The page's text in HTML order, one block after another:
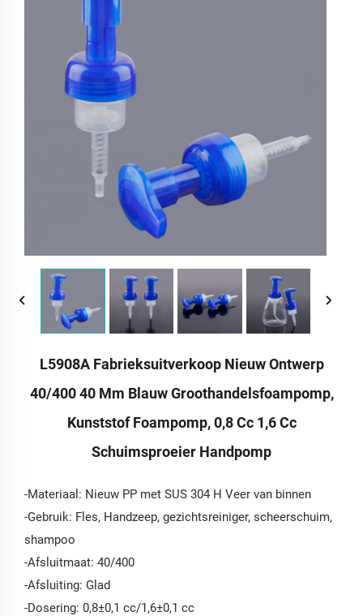
L5908A Fabrieksuitverkoop Nieuw Ontwerp
40/400 40 Mm Blauw Groothandelsfoampomp,
Kunststof Foampomp, 0,8 Cc 1,6 Cc
Schuimsproeier Handpomp
-Materiaal: Nieuw PP met SUS 304 H Veer van binnen
-Gebruik: Fles, Handzeep, gezichtsreiniger, scheerschuim,
shampoo
-Afsluitmaat: 40/400
-Afsluiting: Glad
-Dosering: 0,8±0,1 cc/1,6±0,1 cc